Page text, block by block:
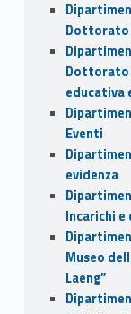
Dottorato
Dottorato
educativa
Eventi
evidenza
Incarichi
Museo
Laeng”